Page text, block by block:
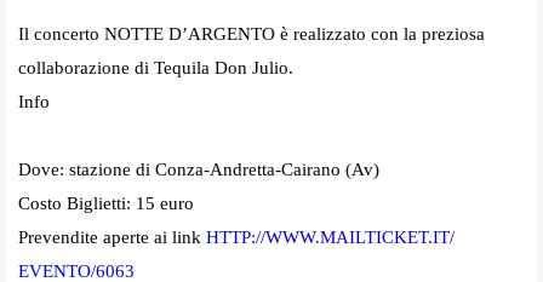
Il concerto NOTTE D’ARGENTO è realizzato con la preziosa
collaborazione di Tequila Don Julio.
Info
Dove: stazione di Conza-Andretta-Cairano (Av)
Costo Biglietti: 15 euro
Prevendite aperte ai link HTTP://WWW.MAILTICKET.IT/
EVENTO/6063